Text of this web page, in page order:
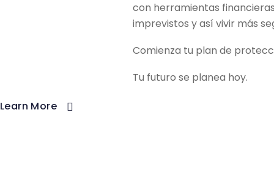
con herramientas
imprevistos y así vivir más
Comienza tu plan de
Tu futuro se planea hoy.
Learn More